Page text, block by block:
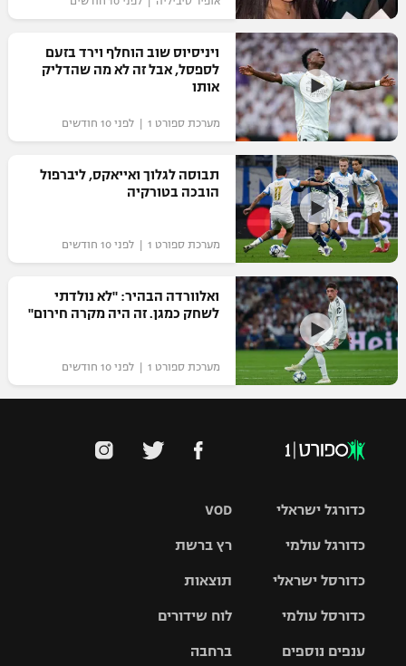
ויניסיוס שוב הוחלף וירד בזעם
לספסל, אבל זה לא מה שהדליק
אותו
מערכת ספורט 1 | לפני 10 חודשים
תבוסה לגלוך ואייאקס, ליברפול
הובכה בטורקיה
מערכת ספורט 1 | לפני 10 חודשים
ואלוורדה הבהיר: "לא נולדתי
לשחק כמגן. זה היה מקרה חירום"
מערכת ספורט 1 | לפני 10 חודשים
VOD
רץ ברשת
תוצאות
לוח שידורים
ברחבה
כדורגל ישראלי
גביע הטוטו
כדורגל עולמי
האלופות
ליגה
כדורסל ישראלי
סל
כדורסל עולמי
ענפים נוספים